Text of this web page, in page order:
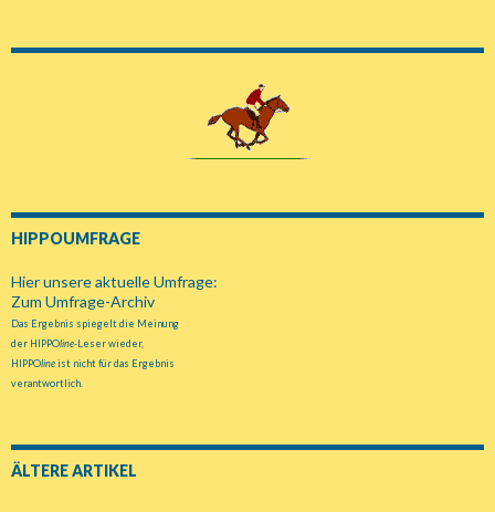
HIPPOUMFRAGE
Hier unsere aktuelle Umfrage:
Zum Umfrage-Archiv
Das Ergebnis spiegelt die Meinung
der HIPPOline-Leser wieder,
HIPPOlineist nicht für das Ergebnis
verantwortlich.
ÄLTERE ARTIKEL